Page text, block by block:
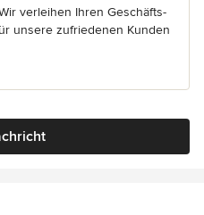
verleihen Ihren Geschäfts-
unsere zufriedenen Kunden